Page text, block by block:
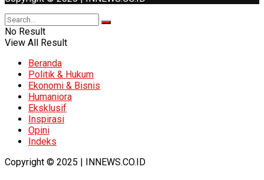
No Result
View All Result
Beranda
Politik & Hukum
Ekonomi & Bisnis
Humaniora
Eksklusif
Inspirasi
Opini
Indeks
Copyright © 2025 | INNEWS.CO.ID